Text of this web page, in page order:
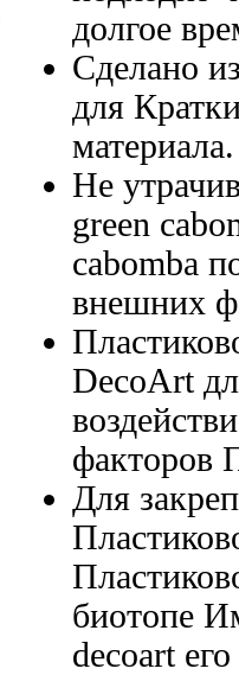
долгое
Сделано
для
Не
green
cabomba
внешних
DecoArt
факторов
Для
биотопе
decoartего